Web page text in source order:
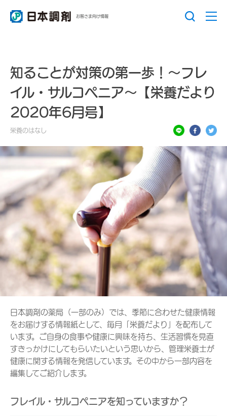
お客さま向け情報
知ることが対策の第一歩！～フレ
イル・サルコペニア～【栄養だより
2020年6月号】
栄養のはなし
日本調剤の薬局（一部のみ）では、季節に合わせた健康情報
をお届けする情報紙として、毎月「栄養だより」を配布して
います。ご自身の食事や健康に興味を持ち、生活習慣を見直
すきっかけにしてもらいたいという思いから、管理栄養士が
健康に関する情報を発信しています。その中から一部内容を
編集してご紹介します。
フレイル・サルコペニアを知っていますか？